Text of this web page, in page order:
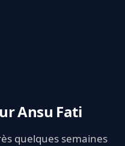
Ansu Fati
quelques semaines